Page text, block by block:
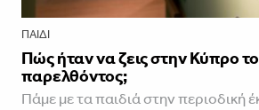
ΠΑΙΔΊ
Πώς ήταν να ζεις στην Κύπρο
παρελθόντος;
Πάμε με τα παιδιά στην περιοδική